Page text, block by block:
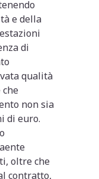
e della
di
qualità
che
non sia
di euro.
oltre che
contratto,